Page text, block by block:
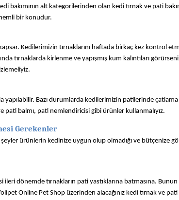
bakımının alt kategorilerinden olan kedi tırnak ve pati
bir konudur.
Kedilerimizin tırnaklarını haftada birkaç kez kontrol
tırnaklarda kirlenme ve yapışmış kum kalıntıları
yapılabilir. Bazı durumlarda kedilerimizin patilerinde
balmı, pati nemlendiricisi gibi ürünler kullanmalıyız.
Gerekenler
ürünlerin kedinize uygun olup olmadığı ve bütçenize
ileri dönemde tırnakların pati yastıklarına batmasına.
Online Pet Shop üzerinden alacağınız kedi tırnak ve